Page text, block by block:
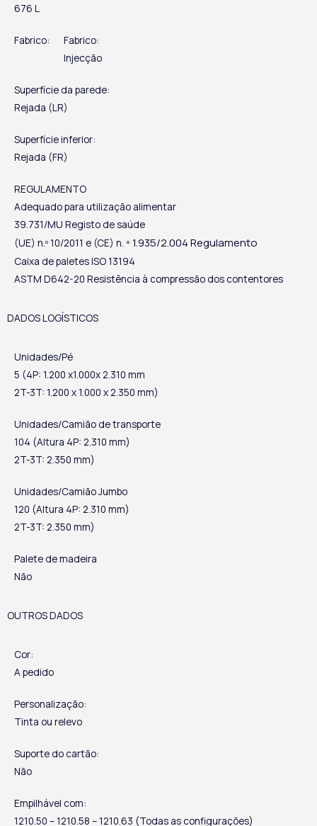
676 L
Fabrico:
Fabrico:
Injecção
Superfície da parede:
Rejada (LR)
Superfície inferior:
Rejada (FR)
REGULAMENTO
Adequado para utilização alimentar
39.731/MU Registo de saúde
(UE) n.º 10/2011 e (CE) n. º 1.935/2.004 Regulamento
Caixa de paletes ISO 13194
ASTM D642-20 Resistência à compressão dos contentores
DADOS LOGÍSTICOS
Unidades/Pé
5 (4P: 1.200 x1.000x 2.310 mm
2T-3T: 1.200 x 1.000 x 2.350 mm)
Unidades/Camião de transporte
104 (Altura 4P: 2.310 mm)
2T-3T: 2.350 mm)
Unidades/Camião Jumbo
120 (Altura 4P: 2.310 mm)
2T-3T: 2.350 mm)
Palete de madeira
Não
OUTROS DADOS
Cor:
A pedido
Personalização:
Tinta ou relevo
Suporte do cartão:
Não
Empilhável com:
1210.50 – 1210.58 – 1210.63 (Todas as configurações)